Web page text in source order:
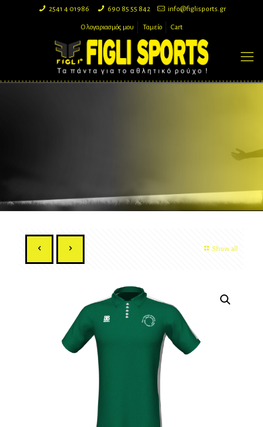
2541 4 01986 690 85 55 842 info@figlisports.gr
Ο λογαριασμός μου Ταμείο Cart
Show all